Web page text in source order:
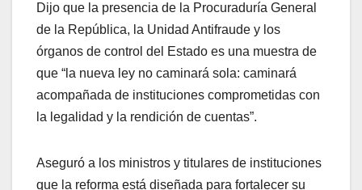
Dijo que la presencia de la Procuraduría General
de la República, la Unidad Antifraude y los
órganos de control del Estado es una muestra de
que “la nueva ley no caminará sola: caminará
acompañada de instituciones comprometidas con
la legalidad y la rendición de cuentas”.
Aseguró a los ministros y titulares de instituciones
que la reforma está diseñada para fortalecer su